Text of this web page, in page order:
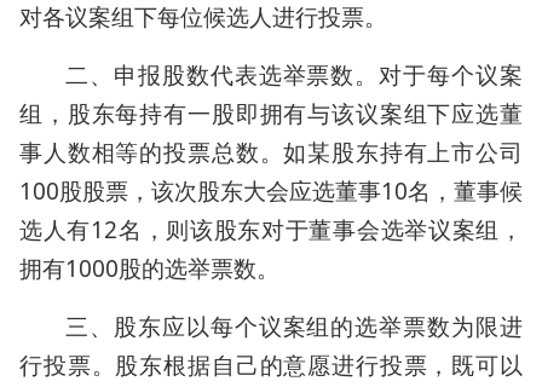
对各议案组下每位候选人进行投票。
二、申报股数代表选举票数。对于每个议案
组，股东每持有一股即拥有与该议案组下应选董
事人数相等的投票总数。如某股东持有上市公司
100股股票，该次股东大会应选董事10名，董事候
选人有12名，则该股东对于董事会选举议案组，
拥有1000股的选举票数。
三、股东应以每个议案组的选举票数为限进
行投票。股东根据自己的意愿进行投票，既可以